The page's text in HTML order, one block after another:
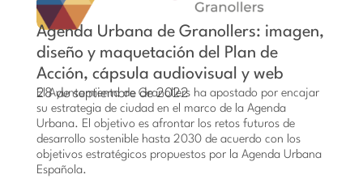
Agenda Urbana de Granollers: imagen,
diseño y maquetación del Plan de
Acción, cápsula audiovisual y web
28 de septiembre de 2022
El Ayuntamiento de Granollers ha apostado por encajar
su estrategia de ciudad en el marco de la Agenda
Urbana. El objetivo es afrontar los retos futuros de
desarrollo sostenible hasta 2030 de acuerdo con los
objetivos estratégicos propuestos por la Agenda Urbana
Española.